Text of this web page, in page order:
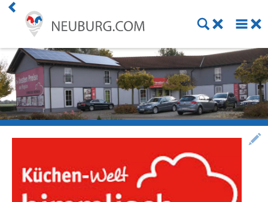
Premium Kunde werden
Aktuelles
Veranstaltungen
Angebote
Online Shops
Essen bestellen